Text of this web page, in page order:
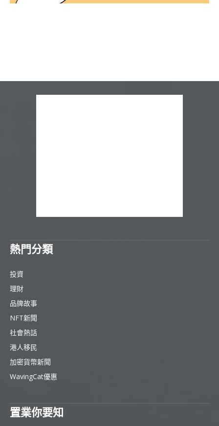
熱門分類
投資
理財
品牌故事
NFT新聞
社會熱話
港人移民
加密貨幣新聞
WavingCat優惠
置業你要知